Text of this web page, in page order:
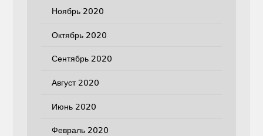
Ноябрь 2020
Октябрь 2020
Сентябрь 2020
Август 2020
Июнь 2020
Февраль 2020